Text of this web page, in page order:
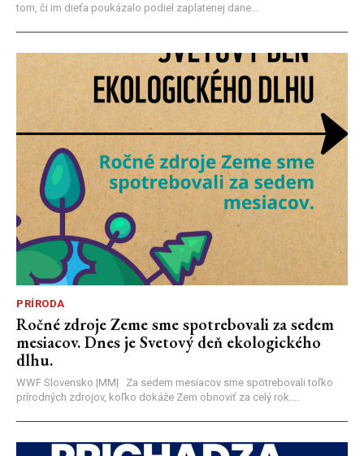
tom, či im dieťa poukázalo podiel zaplatenej dane...
PRÍRODA
Ročné zdroje Zeme sme spotrebovali za sedem
mesiacov. Dnes je Svetový deň ekologického
dlhu.
WWF Slovensko |MM| Za sedem mesiacov sme spotrebovali toľko
prírodných zdrojov, koľko dokáže Zem obnoviť za celý rok....